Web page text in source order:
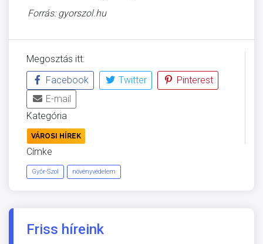
Forrás: gyorszol.hu
Megosztás itt:
Facebook
Twitter
Pinterest
E-mail
Kategória
VÁROSI HÍREK
Címke
Győr-Szol növényvédelem
Friss híreink